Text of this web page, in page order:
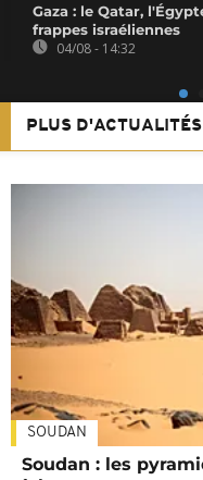
Gaza : le Qatar,
frappes israéliennes
04/08 - 14:32
PLUS D'ACTUALITÉS
SOUDAN
Soudan : les